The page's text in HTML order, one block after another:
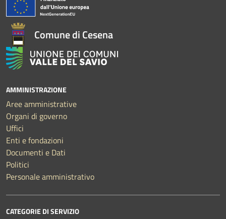
Comune di Cesena
AMMINISTRAZIONE
Aree amministrative
Organi di governo
Uffici
Enti e fondazioni
Documenti e Dati
Politici
Personale amministrativo
CATEGORIE DI SERVIZIO